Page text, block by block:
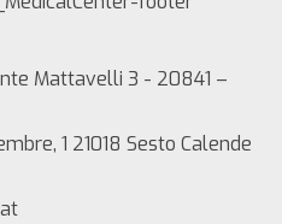
Mattavelli 3 - 20841 –
1 21018 Sesto Calende